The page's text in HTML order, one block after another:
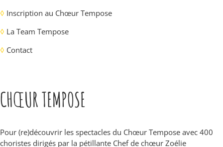
◊ Inscription au Chœur Tempose
◊ La Team Tempose
◊ Contact
CHŒUR TEMPOSE
Pour (re)découvrir les spectacles du Chœur Tempose avec 400
choristes dirigés par la pétillante Chef de chœur Zoélie